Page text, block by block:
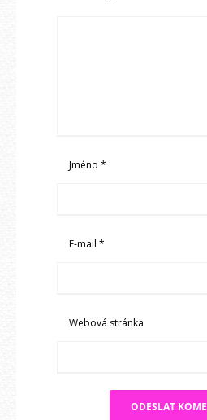
Jméno*
E-mail*
Webová stránka